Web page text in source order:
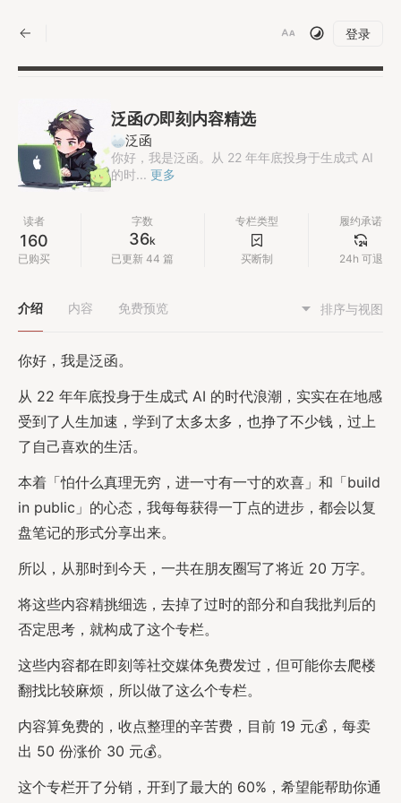
登录
泛函の即刻内容精选
泛函
你好，我是泛函。从 22 年年底投身于生成式 AI
的时... 更多
读者
160
已购买
字数
36k
已更新 44 篇
专栏类型
买断制
履约承诺
24h 可退
介绍 内容 免费预览 排序与视图
你好，我是泛函。
从 22 年年底投身于生成式 AI 的时代浪潮，实实在在地感
受到了人生加速，学到了太多太多，也挣了不少钱，过上
了自己喜欢的生活。
本着「怕什么真理无穷，进一寸有一寸的欢喜」和「build
in public」的心态，我每每获得一丁点的进步，都会以复
盘笔记的形式分享出来。
所以，从那时到今天，一共在朋友圈写了将近 20 万字。
将这些内容精挑细选，去掉了过时的部分和自我批判后的
否定思考，就构成了这个专栏。
这些内容都在即刻等社交媒体免费发过，但可能你去爬楼
翻找比较麻烦，所以做了这么个专栏。
内容算免费的，收点整理的辛苦费，目前 19 元💰，每卖
出 50 份涨价 30 元💰。
这个专栏开了分销，开到了最大的 60%，希望能帮助你通